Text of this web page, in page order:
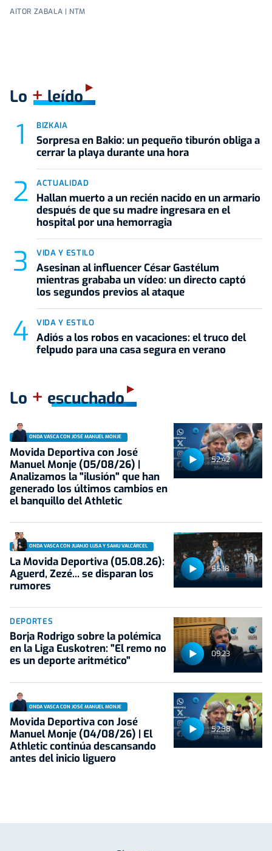
AITOR ZABALA | NTM
Lo +leído
BIZKAIA
Sorpresa en Bakio: un pequeño tiburón obliga a
cerrar la playa durante una hora
ACTUALIDAD
Hallan muerto a un recién nacido en un armario
después de que su madre ingresara en el
hospital por una hemorragia
VIDA Y ESTILO
Asesinan al influencer César Gastélum
mientras grababa un vídeo: un directo captó
los segundos previos al ataque
VIDA Y ESTILO
Adiós a los robos en vacaciones: el truco del
felpudo para una casa segura en verano
Lo + escuchado
52:42
ONDA VASCA CON JOSÉ MANUEL MONJE
Movida Deportiva con José
Manuel Monje (05/08/26) |
Analizamos la "ilusión" que han
generado los últimos cambios en
el banquillo del Athletic
55:18
ONDA VASCA CON JUANJO LUSA Y SAMU VALCÁRCEL
La Movida Deportiva (05.08.26):
Aguerd, Zezé... se disparan los
rumores
09:23
DEPORTES
Borja Rodrigo sobre la polémica
en la Liga Euskotren: "El remo no
es un deporte aritmético"
52:38
ONDA VASCA CON JOSÉ MANUEL MONJE
Movida Deportiva con José
Manuel Monje (04/08/26) | El
Athletic continúa descansando
antes del inicio liguero